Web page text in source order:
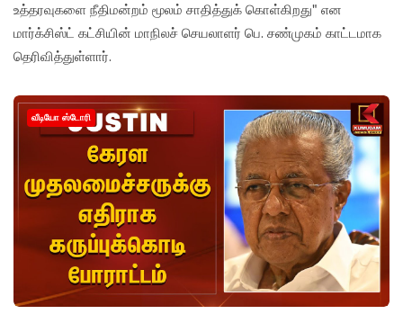
உத்தரவுகளை நீதிமன்றம் மூலம் சாதித்துக் கொள்கிறது" என
மார்க்சிஸ்ட் கட்சியின் மாநிலச் செயலாளர் பெ. சண்முகம் காட்டமாக
தெரிவித்துள்ளார்.
வீடியோ ஸ்டோரி